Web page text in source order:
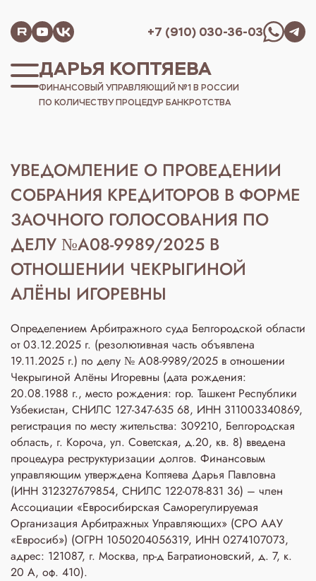
+7 (910) 030-36-03
ДАРЬЯ КОПТЯЕВА
ФИНАНСОВЫЙ УПРАВЛЯЮЩИЙ №1 В РОССИИ
ПО КОЛИЧЕСТВУ ПРОЦЕДУР БАНКРОТСТВА
УВЕДОМЛЕНИЕ О ПРОВЕДЕНИИ
СОБРАНИЯ КРЕДИТОРОВ В ФОРМЕ
ЗАОЧНОГО ГОЛОСОВАНИЯ ПО
ДЕЛУ №А08-9989/2025 В
ОТНОШЕНИИ ЧЕКРЫГИНОЙ
АЛЁНЫ ИГОРЕВНЫ
Определением Арбитражного суда Белгородской области
от 03.12.2025 г. (резолютивная часть объявлена
19.11.2025 г.) по делу № А08-9989/2025 в отношении
Чекрыгиной Алёны Игоревны (дата рождения:
20.08.1988 г., место рождения: гор. Ташкент Республики
Узбекистан, СНИЛС 127-347-635 68, ИНН 311003340869,
регистрация по месту жительства: 309210, Белгородская
область, г. Короча, ул. Советская, д.20, кв. 8) введена
процедура реструктуризации долгов. Финансовым
управляющим утверждена Коптяева Дарья Павловна
(ИНН 312327679854, СНИЛС 122-078-831 36) – член
Ассоциации «Евросибирская Саморегулируемая
Организация Арбитражных Управляющих» (СРО ААУ
«Евросиб») (ОГРН 1050204056319, ИНН 0274107073,
адрес: 121087, г. Москва, пр-д Багратионовский, д. 7, к.
20 А, оф. 410).